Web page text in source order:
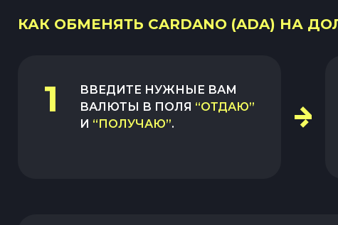
КАК ОБМЕНЯТЬ CARDANO (ADA) НА
1
ВВЕДИТЕ НУЖНЫЕ ВАМ
ВАЛЮТЫ В ПОЛЯ “ОТДАЮ”
И “ПОЛУЧАЮ”.